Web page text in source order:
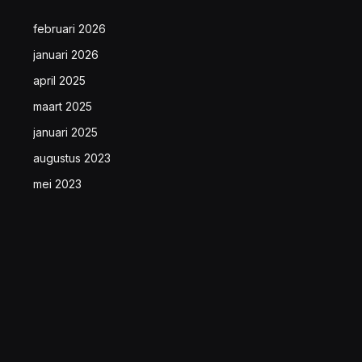
februari 2026
januari 2026
april 2025
maart 2025
januari 2025
augustus 2023
mei 2023